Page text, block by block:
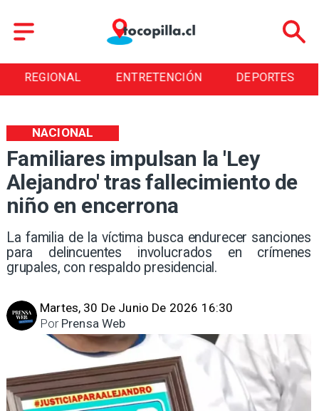
REGIONAL ENTRETENCIÓN DEPORTES
Familiares impulsan la 'Ley
Alejandro' tras fallecimiento de
niño en encerrona
La familia de la víctima busca endurecer sanciones
para delincuentes involucrados en crímenes
grupales, con respaldo presidencial.
NACIONAL
Martes, 30 De Junio De 2026 16:30
Prensa Web
Por